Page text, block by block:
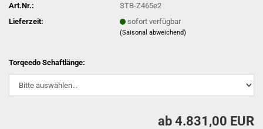
Art.Nr.:
STB-Z465e2
Lieferzeit:
sofort verfügbar
(Saisonal abweichend)
Torqeedo Schaftlänge:
ab 4.831,00 EUR